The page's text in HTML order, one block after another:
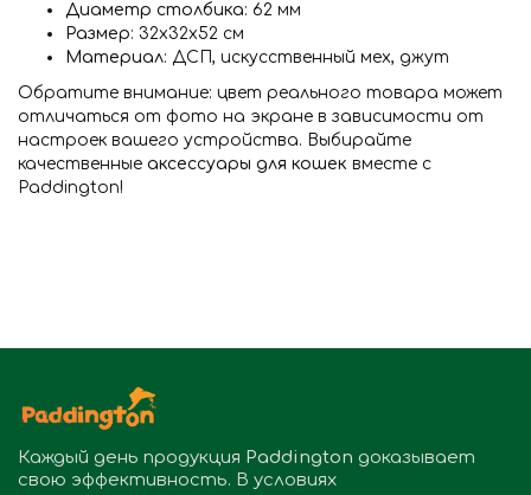
Диаметр столбика: 62 мм
Размер: 32x32x52 см
Материал: ДСП, искусственный мех, джут
Обратите внимание: цвет реального товара может
отличаться от фото на экране в зависимости от
настроек вашего устройства. Выбирайте
качественные аксессуары для кошек вместе с
Paddington!
Каждый день продукция Paddington доказывает
свою эффективность. В условиях